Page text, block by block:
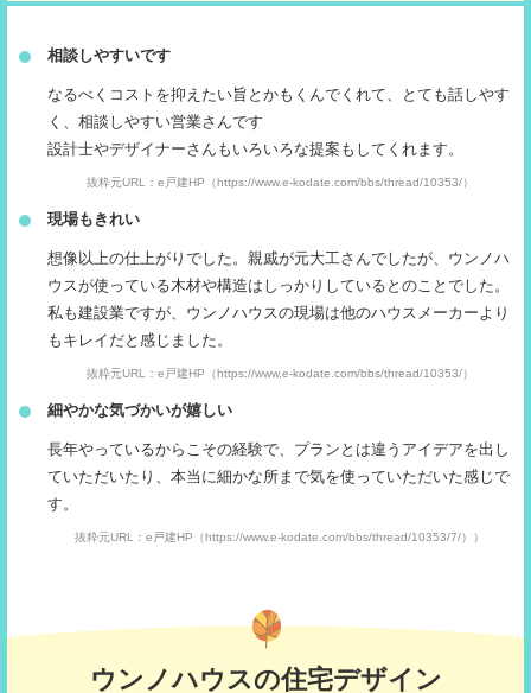
相談しやすいです
なるべくコストを抑えたい旨とかもくんでくれて、とても話しやす
く、相談しやすい営業さんです
設計士やデザイナーさんもいろいろな提案もしてくれます。
抜粋元URL：e戸建HP（https://www.e-kodate.com/bbs/thread/10353/）
現場もきれい
想像以上の仕上がりでした。親戚が元大工さんでしたが、ウンノハ
ウスが使っている木材や構造はしっかりしているとのことでした。
私も建設業ですが、ウンノハウスの現場は他のハウスメーカーより
もキレイだと感じました。
抜粋元URL：e戸建HP（https://www.e-kodate.com/bbs/thread/10353/）
細やかな気づかいが嬉しい
長年やっているからこその経験で、プランとは違うアイデアを出し
ていただいたり、本当に細かな所まで気を使っていただいた感じで
す。
抜粋元URL：e戸建HP（https://www.e-kodate.com/bbs/thread/10353/7/））
ウンノハウスの住宅デザイン